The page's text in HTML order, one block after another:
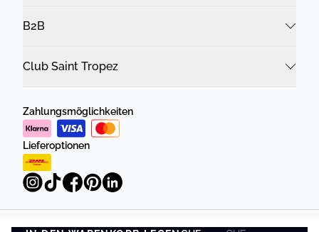
B2B
Club Saint Tropez
Zahlungsmöglichkeiten
Lieferoptionen